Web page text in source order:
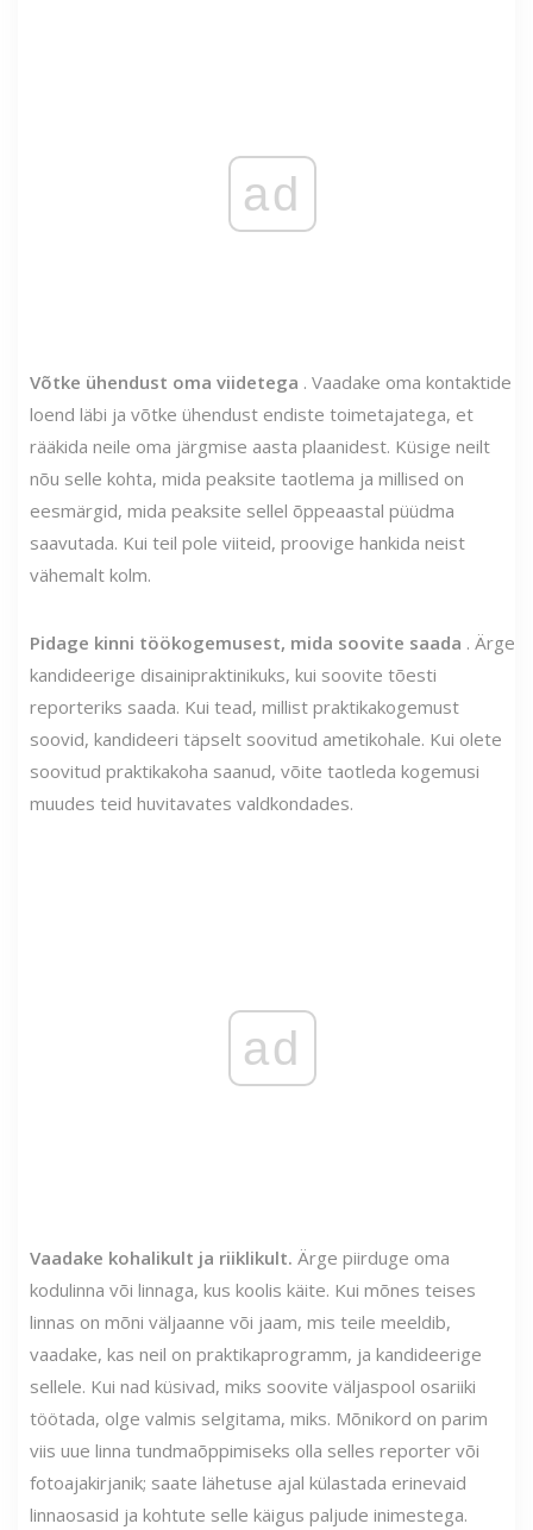
ad
Võtke ühendust oma viidetega . Vaadake oma kontaktide
loend läbi ja võtke ühendust endiste toimetajatega, et
rääkida neile oma järgmise aasta plaanidest. Küsige neilt
nõu selle kohta, mida peaksite taotlema ja millised on
eesmärgid, mida peaksite sellel õppeaastal püüdma
saavutada. Kui teil pole viiteid, proovige hankida neist
vähemalt kolm.
Pidage kinni töökogemusest, mida soovite saada . Ärge
kandideerige disainipraktinikuks, kui soovite tõesti
reporteriks saada. Kui tead, millist praktikakogemust
soovid, kandideeri täpselt soovitud ametikohale. Kui olete
soovitud praktikakoha saanud, võite taotleda kogemusi
muudes teid huvitavates valdkondades.
ad
Vaadake kohalikult ja riiklikult. Ärge piirduge oma
kodulinna või linnaga, kus koolis käite. Kui mõnes teises
linnas on mõni väljaanne või jaam, mis teile meeldib,
vaadake, kas neil on praktikaprogramm, ja kandideerige
sellele. Kui nad küsivad, miks soovite väljaspool osariiki
töötada, olge valmis selgitama, miks. Mõnikord on parim
viis uue linna tundmaõppimiseks olla selles reporter või
fotoajakirjanik; saate lähetuse ajal külastada erinevaid
linnaosasid ja kohtute selle käigus paljude inimestega.